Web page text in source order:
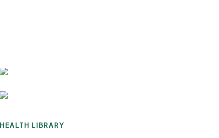
HEALTH LIBRARY